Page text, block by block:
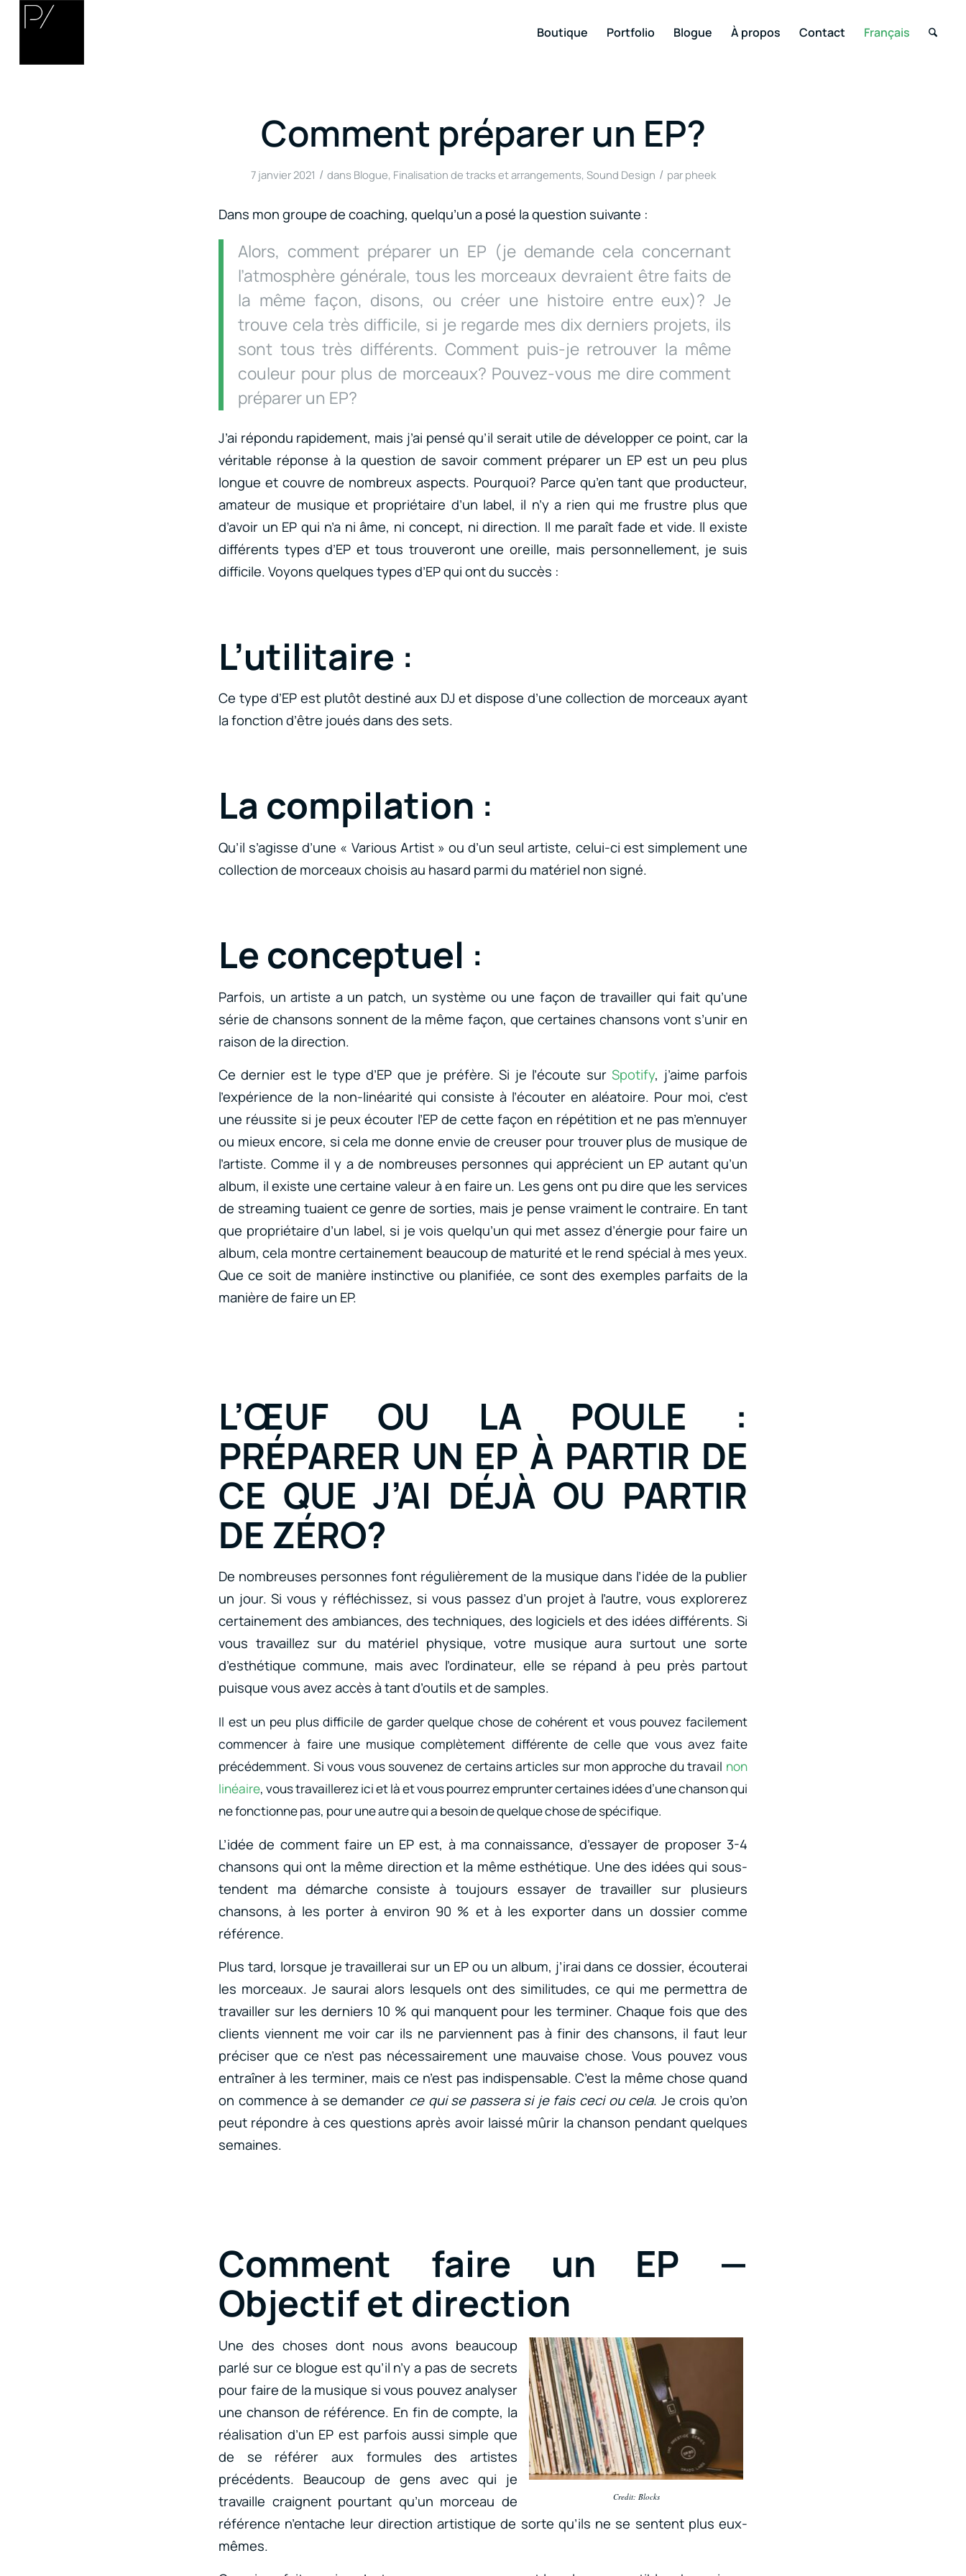
Boutique Portfolio Blogue À propos Contact Français
Comment préparer un EP?
7 janvier 2021 / dans Blogue, Finalisation de tracks et arrangements, Sound Design / par pheek
Dans mon groupe de coaching, quelqu’un a posé la question suivante :
Alors, comment préparer un EP (je demande cela concernant
l’atmosphère générale, tous les morceaux devraient être faits de
la même façon, disons, ou créer une histoire entre eux)? Je
trouve cela très difficile, si je regarde mes dix derniers projets, ils
sont tous très différents. Comment puis-je retrouver la même
couleur pour plus de morceaux? Pouvez-vous me dire comment
préparer un EP?
J’ai répondu rapidement, mais j’ai pensé qu’il serait utile de développer ce point, car la
véritable réponse à la question de savoir comment préparer un EP est un peu plus
longue et couvre de nombreux aspects. Pourquoi? Parce qu’en tant que producteur,
amateur de musique et propriétaire d’un label, il n’y a rien qui me frustre plus que
d’avoir un EP qui n’a ni âme, ni concept, ni direction. Il me paraît fade et vide. Il existe
différents types d’EP et tous trouveront une oreille, mais personnellement, je suis
difficile. Voyons quelques types d’EP qui ont du succès :
L’utilitaire :
Ce type d’EP est plutôt destiné aux DJ et dispose d’une collection de morceaux ayant
la fonction d’être joués dans des sets.
La compilation :
Qu’il s’agisse d’une « Various Artist » ou d’un seul artiste, celui-ci est simplement une
collection de morceaux choisis au hasard parmi du matériel non signé.
Le conceptuel :
Parfois, un artiste a un patch, un système ou une façon de travailler qui fait qu’une
série de chansons sonnent de la même façon, que certaines chansons vont s’unir en
raison de la direction.
Ce dernier est le type d’EP que je préfère. Si je l’écoute surSpotify, j’aime parfois
l’expérience de la non-linéarité qui consiste à l’écouter en aléatoire. Pour moi, c’est
une réussite si je peux écouter l’EP de cette façon en répétition et ne pas m’ennuyer
ou mieux encore, si cela me donne envie de creuser pour trouver plus de musique de
l’artiste. Comme il y a de nombreuses personnes qui apprécient un EP autant qu’un
album, il existe une certaine valeur à en faire un. Les gens ont pu dire que les services
de streaming tuaient ce genre de sorties, mais je pense vraiment le contraire. En tant
que propriétaire d’un label, si je vois quelqu’un qui met assez d’énergie pour faire un
album, cela montre certainement beaucoup de maturité et le rend spécial à mes yeux.
Que ce soit de manière instinctive ou planifiée, ce sont des exemples parfaits de la
manière de faire un EP.
L’ŒUF OU LA POULE :
PRÉPARER UN EP À PARTIR DE
CE QUE J’AI DÉJÀ OU PARTIR
DE ZÉRO?
De nombreuses personnes font régulièrement de la musique dans l’idée de la publier
un jour. Si vous y réfléchissez, si vous passez d’un projet à l’autre, vous explorerez
certainement des ambiances, des techniques, des logiciels et des idées différents. Si
vous travaillez sur du matériel physique, votre musique aura surtout une sorte
d’esthétique commune, mais avec l’ordinateur, elle se répand à peu près partout
puisque vous avez accès à tant d’outils et de samples.
Il est un peu plus difficile de garder quelque chose de cohérent et vous pouvez facilement
commencer à faire une musique complètement différente de celle que vous avez faite
précédemment. Si vous vous souvenez de certains articles sur mon approche du travail non
linéaire, vous travaillerez ici et là et vous pourrez emprunter certaines idées d’une chanson qui
ne fonctionne pas, pour une autre qui a besoin de quelque chose de spécifique.
L’idée de comment faire un EP est, à ma connaissance, d’essayer de proposer 3-4
chansons qui ont la même direction et la même esthétique. Une des idées qui sous-
tendent ma démarche consiste à toujours essayer de travailler sur plusieurs
chansons, à les porter à environ 90 % et à les exporter dans un dossier comme
référence.
Plus tard, lorsque je travaillerai sur un EP ou un album, j’irai dans ce dossier, écouterai
les morceaux. Je saurai alors lesquels ont des similitudes, ce qui me permettra de
travailler sur les derniers 10 % qui manquent pour les terminer. Chaque fois que des
clients viennent me voir car ils ne parviennent pas à finir des chansons, il faut leur
préciser que ce n’est pas nécessairement une mauvaise chose. Vous pouvez vous
entraîner à les terminer, mais ce n’est pas indispensable. C’est la même chose quand
on commence à se demander ce qui se passera si je fais ceci ou cela. Je crois qu’on
peut répondre à ces questions après avoir laissé mûrir la chanson pendant quelques
semaines.
Comment faire un EP —
Objectif et direction
Credit: Blocks
Une des choses dont nous avons beaucoup
parlé sur ce blogue est qu’il n’y a pas de secrets
pour faire de la musique si vous pouvez analyser
une chanson de référence. En fin de compte, la
réalisation d’un EP est parfois aussi simple que
de se référer aux formules des artistes
précédents. Beaucoup de gens avec qui je
travaille craignent pourtant qu’un morceau de
référence n’entache leur direction artistique de sorte qu’ils ne se sentent plus eux-
mêmes.